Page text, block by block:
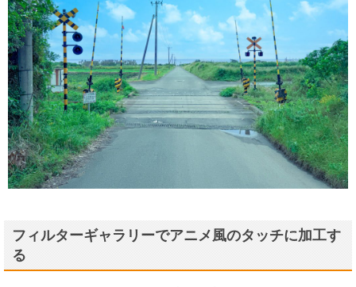
フィルターギャラリーでアニメ風のタッチに加工す
る